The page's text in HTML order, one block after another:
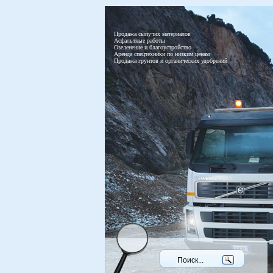
Продажа сыпучих материалов
Асфальтные работы
Озеленение и благоустройство
Аренда спецтехники по низким ценам
Продажа грунтов и органических удобрений